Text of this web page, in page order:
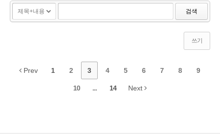
검색
쓰기
Prev 1 2 3 4 5 6 7 8 9
10 ... 14 Next